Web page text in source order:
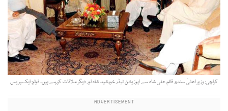
کراچی: وزیر اعلیٰ سندھ قائم علی شاہ سے اپوزیشن لیڈر خورشید شاہ اور دیگر ملاقات کررہے ہیں۔ فوٹو: ایکسپریس